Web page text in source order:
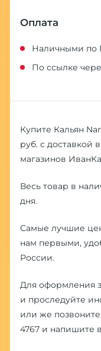
Оплата
Наличными по
По ссылке
Купите Кальян
руб. с доставкой
магазинов
Весь товар в
дня.
Самые лучшие
нам первыми,
России.
Для оформления
и проследуйте
или же
4767и напишите в